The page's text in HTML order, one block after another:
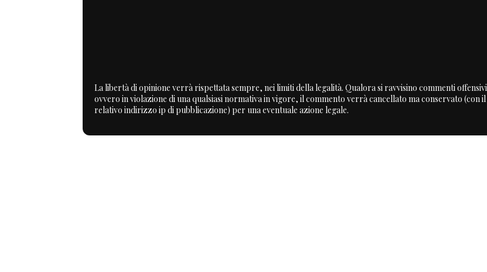
La libertà di opinione verrà rispettata sempre, nei limiti della legalità. Qualora si ravvisino commenti offensivi
ovvero in violazione di una qualsiasi normativa in vigore, il commento verrà cancellato ma conservato (con il
relativo indirizzo ip di pubblicazione) per una eventuale azione legale.